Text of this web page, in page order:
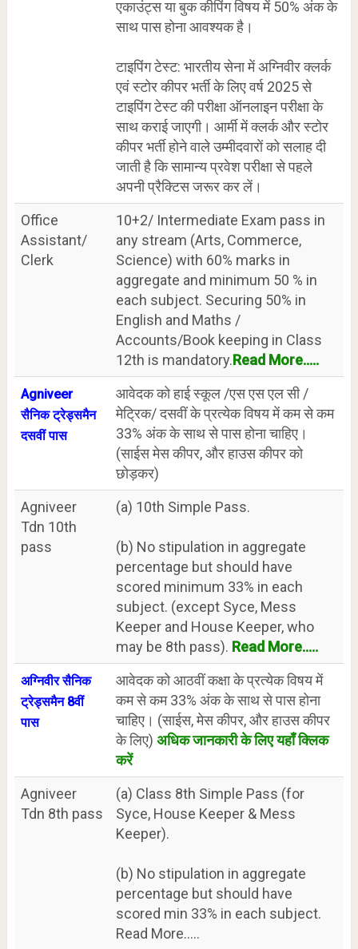
एकाउंट्स या बुक कीपिंग विषय में 50% अंक के
साथ पास होना आवश्यक है।
टाइपिंग टेस्ट: भारतीय सेना में अग्निवीर क्लर्क
एवं स्टोर कीपर भर्ती के लिए वर्ष 2025 से
टाइपिंग टेस्ट की परीक्षा ऑनलाइन परीक्षा के
साथ कराई जाएगी। आर्मी में क्लर्क और स्टोर
कीपर भर्ती होने वाले उम्मीदवारों को सलाह दी
जाती है कि सामान्य प्रवेश परीक्षा से पहले
अपनी प्रैक्टिस जरूर कर लें।
Office
Assistant/
Clerk
10+2/ Intermediate Exam pass in
any stream (Arts, Commerce,
Science) with 60% marks in
aggregate and minimum 50 % in
each subject. Securing 50% in
English and Maths /
Accounts/Book keeping in Class
12th is mandatory.Read More.....
Agniveer
सैनिक ट्रेड्समैन
दसवीं पास
आवेदक को हाई स्कूल /एस एस एल सी /
मेट्रिक/ दसवीं के प्रत्येक विषय में कम से कम
33% अंक के साथ से पास होना चाहिए।
(साईस मेस कीपर, और हाउस कीपर को
छोड़कर)
Agniveer
Tdn 10th
pass
(a) 10th Simple Pass.
(b) No stipulation in aggregate
percentage but should have
scored minimum 33% in each
subject. (except Syce, Mess
Keeper and House Keeper, who
may be 8th pass). Read More.....
अग्निवीर सैनिक
ट्रेड्समैन 8वीं
पास
आवेदक को आठवीं कक्षा के प्रत्येक विषय में
कम से कम 33% अंक के साथ से पास होना
चाहिए। (साईस, मेस कीपर, और हाउस कीपर
के लिए) अधिक जानकारी के लिए यहाँ क्लिक
करें
Agniveer
Tdn 8th pass
(a) Class 8th Simple Pass (for
Syce, House Keeper & Mess
Keeper).
(b) No stipulation in aggregate
percentage but should have
scored min 33% in each subject.
Read More.....